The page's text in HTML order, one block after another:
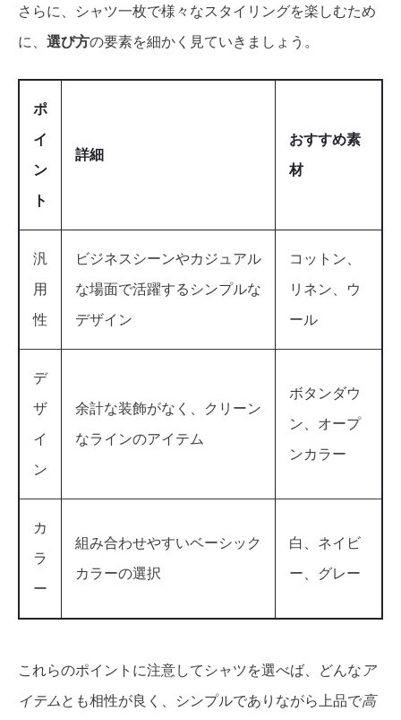
さらに、シャツ一枚で様々なスタイリングを楽しむため
に、 選び方の要素を細かく見ていきましょう。
ポ
イ
ン
ト
詳細
おすすめ素
材
汎
用
性
ビジネスシーンやカジュアル
な場面で活躍するシンプルな
デザイン
コットン、
リネン、ウ
ール
デ
ザ
イ
ン
余計な装飾がなく、クリーン
なラインのアイテム
ボタンダウ
ン、オープ
ンカラー
カ
ラ
ー
組み合わせやすいベーシック
カラーの選択
白、ネイビ
ー、グレー
これらのポイントに注意してシャツを選べば、どんなア
イテムとも相性が良く、シンプルでありながら上品で高